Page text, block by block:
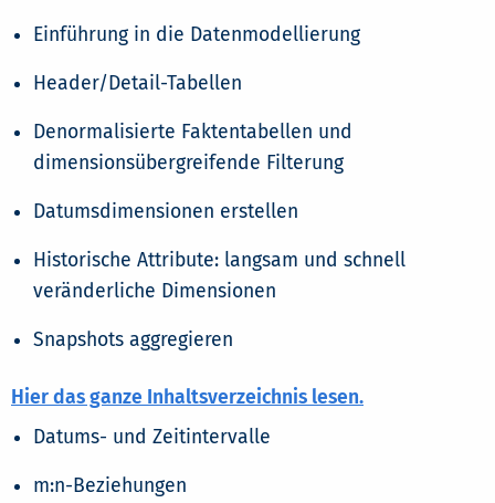
Einführung in die Datenmodellierung
Header/Detail-Tabellen
Denormalisierte Faktentabellen und
dimensionsübergreifende Filterung
Datumsdimensionen erstellen
Historische Attribute: langsam und schnell
veränderliche Dimensionen
Snapshots aggregieren
Hier das ganze Inhaltsverzeichnis lesen.
Datums- und Zeitintervalle
m:n-Beziehungen